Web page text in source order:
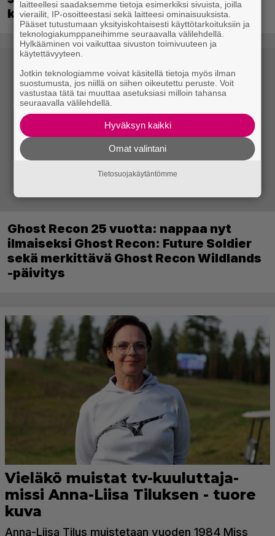
kosketuslevyn ympärille
Ghost Recon 25 vuotta: nappaa nyt
ilmaiseksi Ghost Recon: Future Soldier
sekä merkittävä Ghost Recon Wildlands
-päivitys
laitteellesi saadaksemme tietoja esimerkiksi sivuista, joilla
vierailit, IP-osoitteestasi sekä laitteesi ominaisuuksista.
Pääset tutustumaan yksityiskohtaisesti käyttötarkoituksiin ja
teknologiakumppaneihimme seuraavalla välilehdellä.
Hylkääminen voi vaikuttaa sivuston toimivuuteen ja
käytettävyyteen.
Jotkin teknologiamme voivat käsitellä tietoja myös ilman
suostumusta, jos niillä on siihen oikeutettu peruste. Voit
vastustaa tätä tai muuttaa asetuksiasi milloin tahansa
seuraavalla välilehdellä.
Hyväksyn kaikki
Omat valintani
Tietosuojakäytäntömme